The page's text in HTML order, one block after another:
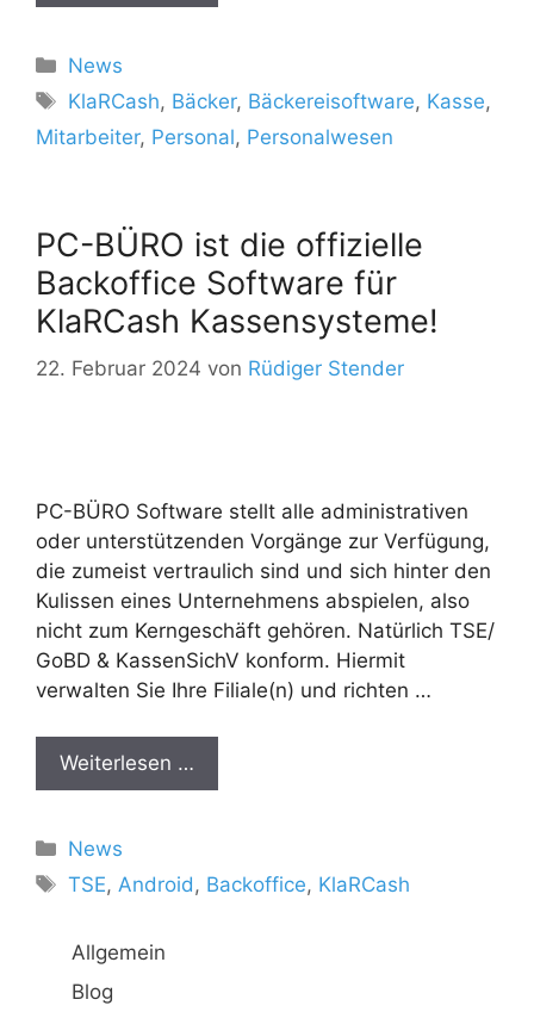
Kategorien
News
Schlagwörter
KlaRCash, Bäcker, Bäckereisoftware, Kasse,
Mitarbeiter, Personal, Personalwesen
PC-BÜRO ist die offizielle
Backoffice Software für
KlaRCash Kassensysteme!
22. Februar 2024 von Rüdiger Stender
PC-BÜRO Software stellt alle administrativen
oder unterstützenden Vorgänge zur Verfügung,
die zumeist vertraulich sind und sich hinter den
Kulissen eines Unternehmens abspielen, also
nicht zum Kerngeschäft gehören. Natürlich TSE/
GoBD & KassenSichV konform. Hiermit
verwalten Sie Ihre Filiale(n) und richten …
Weiterlesen …
Kategorien
News
Schlagwörter
TSE, Android , Backoffice, KlaRCash
Allgemein
Blog